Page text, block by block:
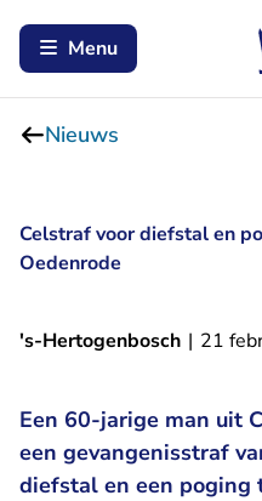
Menu
Nieuws
Celstraf voor diefstal en
Oedenrode
's-Hertogenbosch | 21
Een 60-jarige man uit
een gevangenisstraf
diefstal en een poging